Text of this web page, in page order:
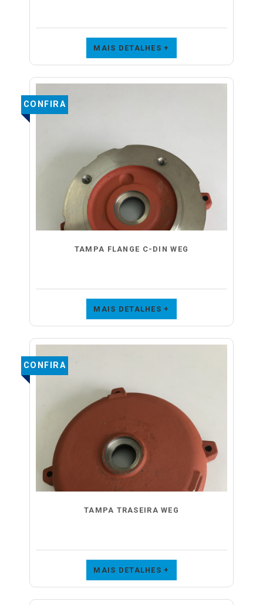
MAIS DETALHES +
TAMPA FLANGE C-DIN WEG
CONFIRA
MAIS DETALHES +
TAMPA TRASEIRA WEG
CONFIRA
MAIS DETALHES +